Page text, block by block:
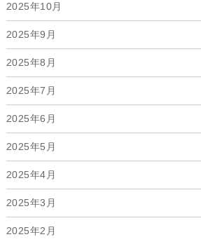
2025年10月
2025年9月
2025年8月
2025年7月
2025年6月
2025年5月
2025年4月
2025年3月
2025年2月